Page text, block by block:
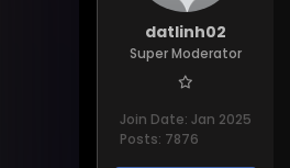
datlinh02
Super Moderator
Join Date: Jan 2025
Posts: 7876